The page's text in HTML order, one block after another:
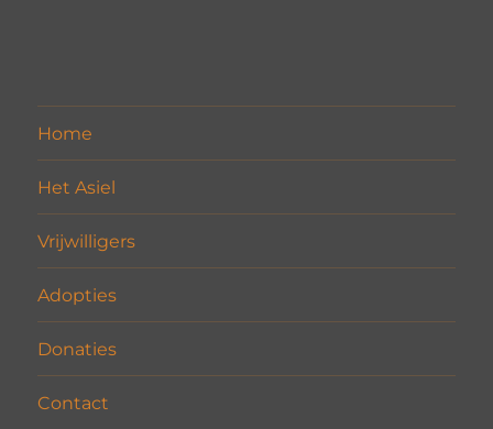
Home
Het Asiel
Vrijwilligers
Adopties
Donaties
Contact